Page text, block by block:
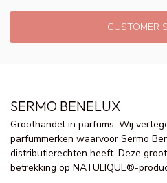
CUSTOMER
SERMO BENELUX
Groothandel in parfums. Wij
parfummerken waarvoor Sermo
distributierechten heeft. Deze
betrekking op NATULIQUE®-